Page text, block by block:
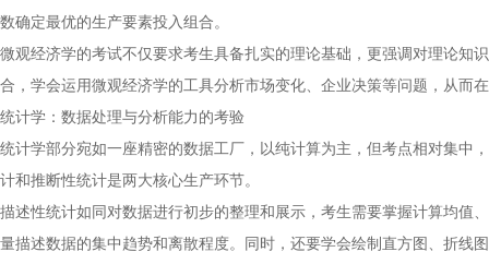
数确定最优的生产要素投入组合。
微观经济学的考试不仅要求考生具备扎实的理论基础，更强调对理论知
合，学会运用微观经济学的工具分析市场变化、企业决策等问题，从而
统计学：数据处理与分析能力的考验
统计学部分宛如一座精密的数据工厂，以纯计算为主，但考点相对集中
计和推断性统计是两大核心生产环节。
描述性统计如同对数据进行初步的整理和展示，考生需要掌握计算均值
量描述数据的集中趋势和离散程度。同时，还要学会绘制直方图、折线